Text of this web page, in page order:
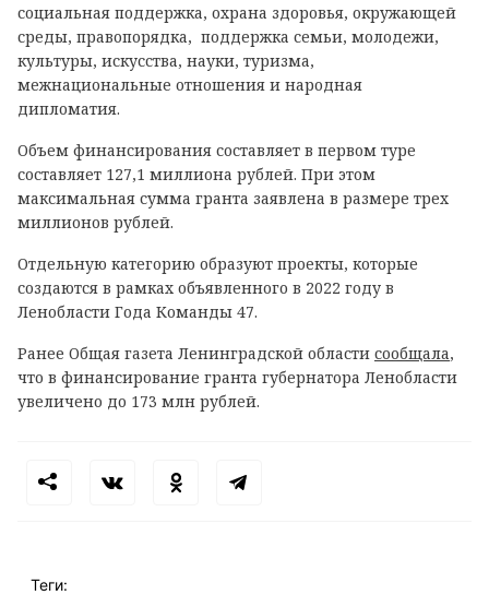
социальная поддержка, охрана здоровья, окружающей
среды, правопорядка, поддержка семьи, молодежи,
культуры, искусства, науки, туризма,
межнациональные отношения и народная
дипломатия.
Объем финансирования составляет в первом туре
составляет 127,1 миллиона рублей. При этом
максимальная сумма гранта заявлена в размере трех
миллионов рублей.
Отдельную категорию образуют проекты, которые
создаются в рамках объявленного в 2022 году в
Ленобласти Года Команды 47.
Ранее Общая газета Ленинградской области сообщала,
что в финансирование гранта губернатора Ленобласти
увеличено до 173 млн рублей.
Теги: